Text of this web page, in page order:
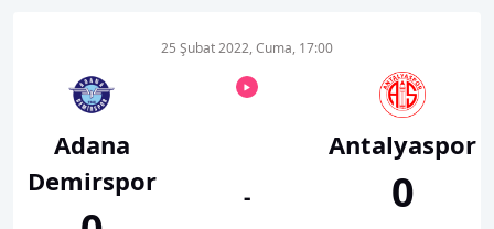
Adana
Demirspor
25 Şubat 2022, Cuma, 17:00
-
Antalyaspor
0